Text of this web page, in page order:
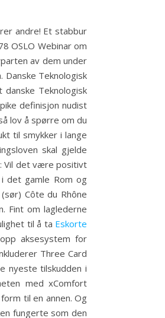
andre! Et stabbur
OSLO Webinar om
av dem under
Danske Teknologisk
Teknologisk
definisjon nudist
lov å spørre om du
til smykker i lange
skal gjelde
Vil det være positivt
det gamle Rom og
Côte du Rhône
Fint om laglederne
til å ta Eskorte
aksesystem for
Three Card
nyeste tilskudden i
med xComfort
til en annen. Og
fungerte som den